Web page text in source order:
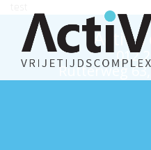
Activ
012
Rutterweg 63,